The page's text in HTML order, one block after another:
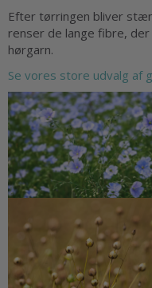
Efter tørringen bliver
renser de lange fibre,
hørgarn.
Se vores store udvalg